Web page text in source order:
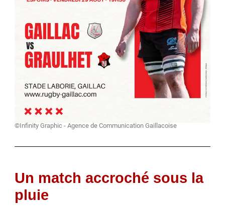
©Infinity Graphic - Agence de Communication Gaillacoise
Un match accroché sous la
pluie